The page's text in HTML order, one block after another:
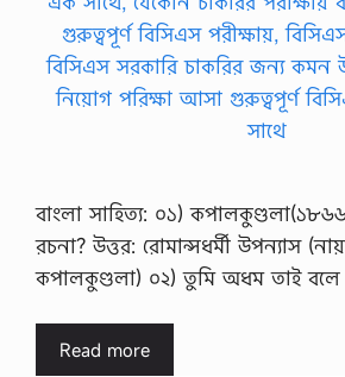
বাংলা সাহিত্য: ০১)
রচনা? উত্তর: রোমান্সধর্মী উপন্যাস
কপালকুণ্ডলা) ০২) তুমি অধম তাই
Read more